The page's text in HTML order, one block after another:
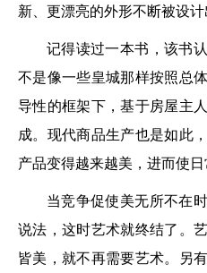
新、更漂亮的外形不断被设计
记得读过一本书，该书
不是像一些皇城那样按照总
导性的框架下，基于房屋主
成。现代商品生产也是如此
产品变得越来越美，进而使日
当竞争促使美无所不在
说法，这时艺术就终结了。
皆美，就不再需要艺术。另